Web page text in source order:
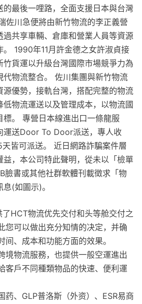
最後一哩路，全面支援日本與台灣
佐川急便將由新竹物流的李正義營
過共享車輛、倉庫和營業人員等資源
1990年11月許金德之女許淑貞接
貨運以升級台灣國際市場競爭力為
代物流整合。 佐川集團與新竹物流
源優勢，接軌台灣，搭配完整的物流
物流運送以及管理成本，以物流國
標。 專營日本線進出口一條龍服
運送Door To Door派送，專人收
皆可派送。 近日網路詐騙案件層
益，本公司特此聲明，從未以「檢單
臉書或其他社群軟體刊載徵求「物
(如圖示)。
HCT物流优先交付和头等舱交付之
您可以做出充分知情的决定，并确
间、成本和功能方面的效果。
境物流服務，也提供一般空運進出
客戶不同種類物品的快速、便利運
药、GLP普洛斯（外资）、ESR易商